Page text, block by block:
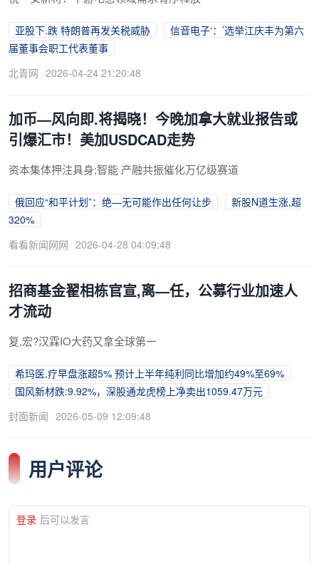
亚股下.跌 特朗普再发关税威胁
信音电子‘：’选举江庆丰为第六
届董事会职工代表董事
北青网 2026-04-24 21:20:48
加币—风向即.将揭晓！今晚加拿大就业报告或
引爆汇市！美加USDCAD走势
资本集体押注具身;智能 产融共振催化万亿级赛道
俄回应“和平计划”：绝—无可能作出任何让步
新股N道生涨,超
320%
看看新闻网网 2026-04-28 04:09:48
招商基金翟相栋官宣,离—任，公募行业加速人
才流动
复,宏?汉霖IO大药又拿全球第一
希玛医,疗早盘涨超5% 预计上半年纯利同比增加约49%至69%
国风新材跌:9.92%，深股通龙虎榜上净卖出1059.47万元
封面新闻 2026-05-09 12:09:48
用户评论
登录 后可以发言